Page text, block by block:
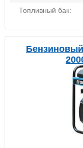
Топливный бак:
Бензиновый